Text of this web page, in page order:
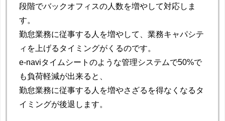
段階でバックオフィスの人数を増やして対応しま
す。
勤怠業務に従事する人を増やして、業務キャパシテ
ィを上げるタイミングがくるのです。
e-naviタイムシートのような管理システムで50%で
も負荷軽減が出来ると、
勤怠業務に従事する人を増やさざるを得なくなるタ
イミングが後退します。